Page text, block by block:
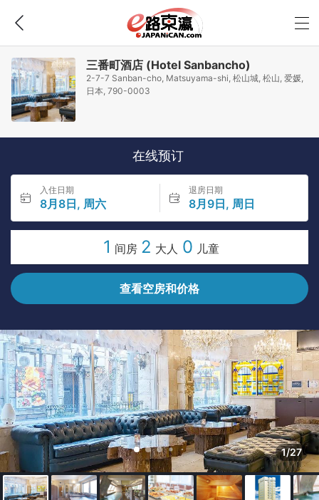
三番町酒店 (Hotel Sanbancho)
2-7-7 Sanban-cho, Matsuyama-shi, 松山城, 松山, 爱媛,
日本, 790-0003
在线预订
入住日期
8月8日, 周六
退房日期
8月9日, 周日
1 间房 2 大人 0 儿童
查看空房和价格
1/27